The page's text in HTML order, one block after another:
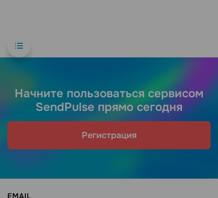
Начните пользоваться сервисом
SendPulse прямо сегодня
Регистрация